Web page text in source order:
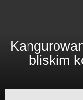
bliskim